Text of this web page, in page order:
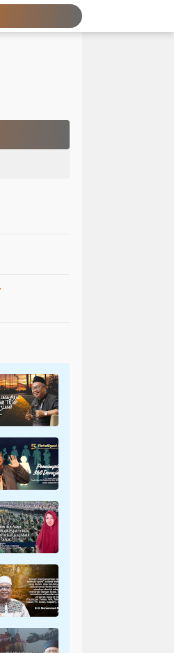
Masuknya Ideologi Asing Berujung pada Rapuhnya Rumah Tangga dan Dangkalnya Pendidikan Islam